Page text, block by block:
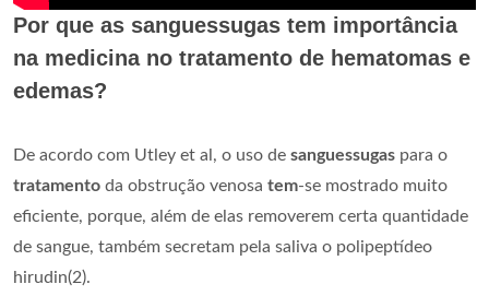
Por que as sanguessugas tem importância
na medicina no tratamento de hematomas e
edemas?
De acordo com Utley et al, o uso de sanguessugas para o
tratamento da obstrução venosa tem-se mostrado muito
eficiente, porque, além de elas removerem certa quantidade
de sangue, também secretam pela saliva o polipeptídeo
hirudin(2).